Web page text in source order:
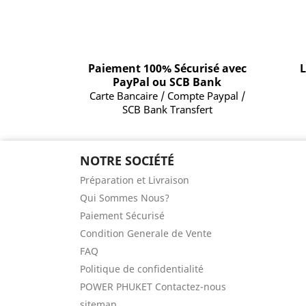
Paiement 100% Sécurisé avec
PayPal ou SCB Bank
Carte Bancaire / Compte Paypal /
SCB Bank Transfert
NOTRE SOCIÉTÉ
Préparation et Livraison
Qui Sommes Nous?
Paiement Sécurisé
Condition Generale de Vente
FAQ
Politique de confidentialité
POWER PHUKET Contactez-nous